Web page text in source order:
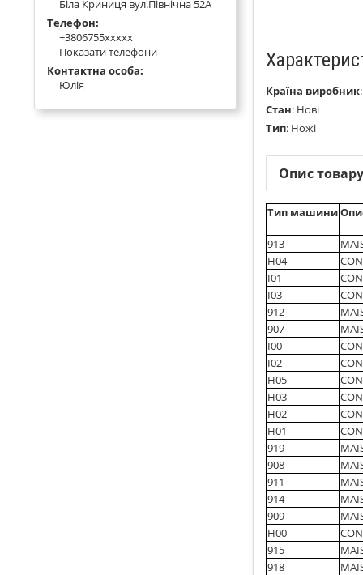
Країна виробник:
Стан: Нові
Тип: Ножі
Опис товару
Тип машини
913
H04
I01
I03
912
907
I00
I02
H05
H03
H02
H01
919
908
911
914
909
H00
915
918
Біла Криниця вул.Північна 52А
Телефон:
+3806755xxxxx
Показати телефони
Контактна особа:
Юлія